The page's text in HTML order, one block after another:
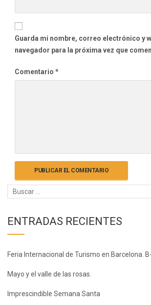
Guarda mi nombre, correo electrónico y
navegador para la próxima vez que
Comentario *
ENTRADAS RECIENTES
Feria Internacional de Turismo en Barcelona. B-
Mayo y el valle de las rosas.
Imprescindible Semana Santa